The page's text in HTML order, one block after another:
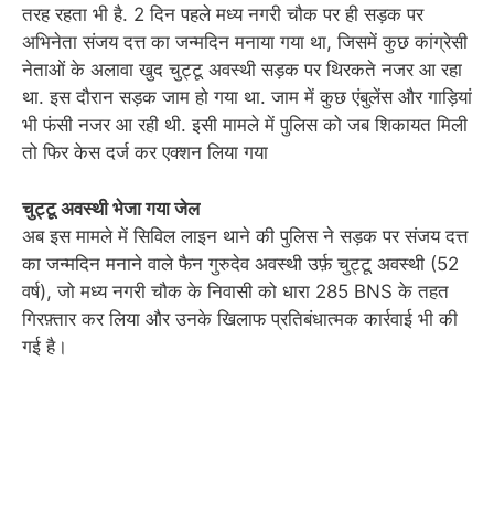
तरह रहता भी है. 2 दिन पहले मध्य नगरी चौक पर ही सड़क पर
अभिनेता संजय दत्त का जन्मदिन मनाया गया था, जिसमें कुछ कांग्रेसी
नेताओं के अलावा खुद चुट्टू अवस्थी सड़क पर थिरकते नजर आ रहा
था. इस दौरान सड़क जाम हो गया था. जाम में कुछ एंबुलेंस और गाड़ियां
भी फंसी नजर आ रही थी. इसी मामले में पुलिस को जब शिकायत मिली
तो फिर केस दर्ज कर एक्शन लिया गया
चुट्टू अवस्थी भेजा गया जेल
अब इस मामले में सिविल लाइन थाने की पुलिस ने सड़क पर संजय दत्त
का जन्मदिन मनाने वाले फैन गुरुदेव अवस्थी उर्फ़ चुट्टू अवस्थी (52
वर्ष), जो मध्य नगरी चौक के निवासी को धारा 285 BNS के तहत
गिरफ़्तार कर लिया और उनके खिलाफ प्रतिबंधात्मक कार्रवाई भी की
गई है।